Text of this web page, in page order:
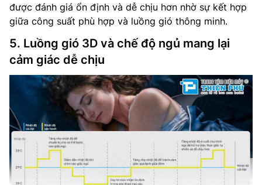
được đánh giá ổn định và dễ chịu hơn nhờ sự kết hợp
giữa công suất phù hợp và luồng gió thông minh.
5. Luồng gió 3D và chế độ ngủ mang lại
cảm giác dễ chịu